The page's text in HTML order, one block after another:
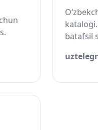
batafsil